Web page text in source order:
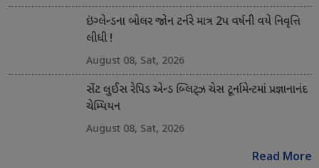
ઇંગ્લેન્ડના બોલર જોન ટર્નરે માત્ર 2પ વર્ષની વયે નિવૃત્તિ
લીધી !
August 08, Sat, 2026
સેંટ લુઈસ રેપિડ એન્ડ બ્લિટ્ઝ ચેસ ટૂર્નામેન્ટમાં પ્રજ્ઞાનાનંદ
ચેમ્પિયન
August 08, Sat, 2026
Read More